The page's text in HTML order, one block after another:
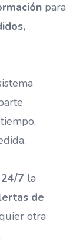
para
24/7 la
de
otra